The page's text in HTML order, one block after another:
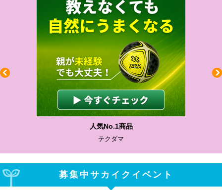
人気No.1商品
テクダマ
募集中サカイクイベント